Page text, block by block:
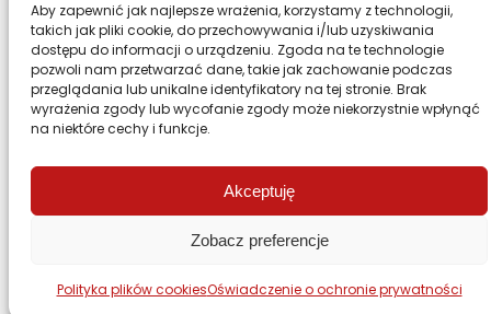
Aby zapewnić jak najlepsze wrażenia, korzystamy z technologii,
takich jak pliki cookie, do przechowywania i/lub uzyskiwania
dostępu do informacji o urządzeniu. Zgoda na te technologie
pozwoli nam przetwarzać dane, takie jak zachowanie podczas
przeglądania lub unikalne identyfikatory na tej stronie. Brak
wyrażenia zgody lub wycofanie zgody może niekorzystnie wpłynąć
na niektóre cechy i funkcje.
Akceptuję
Zobacz preferencje
Polityka plików cookiesOświadczenie o ochronie prywatności
Design & Code by Foxstudio.eu
Przewiń stronę do góry